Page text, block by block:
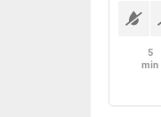
5
min